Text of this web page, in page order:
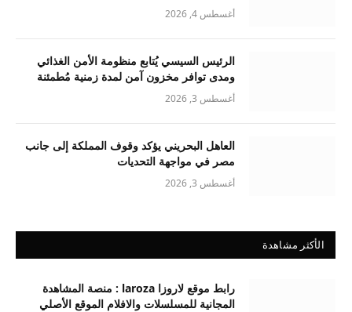
أغسطس 4, 2026
الرئيس السيسي يُتابع منظومة الأمن الغذائي
ومدى توافر مخزون آمن لمدة زمنية مُطمئنة
أغسطس 3, 2026
العاهل البحريني يؤكد وقوف المملكة إلى جانب
مصر في مواجهة التحديات
أغسطس 3, 2026
الأكثر مشاهدة
رابط موقع لاروزا laroza : منصة المشاهدة
المجانية للمسلسلات والافلام الموقع الأصلي